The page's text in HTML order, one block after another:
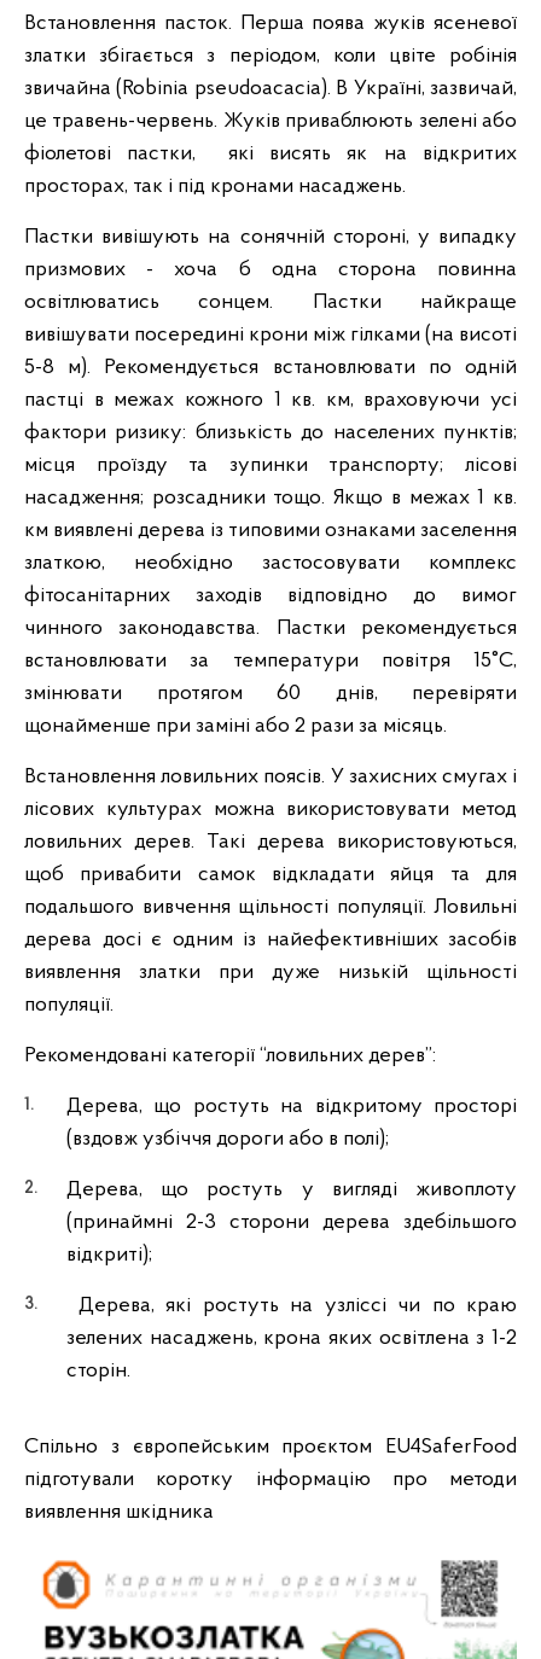
Встановлення пасток. Перша поява жуків ясеневої
златки збігається з періодом, коли цвіте робінія
звичайна (Robinia pseudoacacia). В Україні, зазвичай,
це травень-червень. Жуків приваблюють зелені або
фіолетові пастки, які висять як на відкритих
просторах, так і під кронами насаджень.
Пастки вивішують на сонячній стороні, у випадку
призмових - хоча б одна сторона повинна
освітлюватись сонцем. Пастки найкраще
вивішувати посередині крони між гілками (на висоті
5-8 м). Рекомендується встановлювати по одній
пастці в межах кожного 1 кв. км, враховуючи усі
фактори ризику: близькість до населених пунктів;
місця проїзду та зупинки транспорту; лісові
насадження; розсадники тощо. Якщо в межах 1 кв.
км виявлені дерева із типовими ознаками заселення
златкою, необхідно застосовувати комплекс
фітосанітарних заходів відповідно до вимог
чинного законодавства. Пастки рекомендується
встановлювати за температури повітря 15°C,
змінювати протягом 60 днів, перевіряти
щонайменше при заміні або 2 рази за місяць.
Встановлення ловильних поясів. У захисних смугах і
лісових культурах можна використовувати метод
ловильних дерев. Такі дерева використовуються,
щоб привабити самок відкладати яйця та для
подальшого вивчення щільності популяції. Ловильні
дерева досі є одним із найефективніших засобів
виявлення златки при дуже низькій щільності
популяції.
Рекомендовані категорії “ловильних дерев”:
Дерева, що ростуть на відкритому просторі
(вздовж узбіччя дороги або в полі);
Дерева, що ростуть у вигляді живоплоту
(принаймні 2-3 сторони дерева здебільшого
відкриті);
Дерева, які ростуть на узліссі чи по краю
зелених насаджень, крона яких освітлена з 1-2
сторін.
Спільно з європейським проєктом EU4SaferFood
підготували коротку інформацію про методи
виявлення шкідника